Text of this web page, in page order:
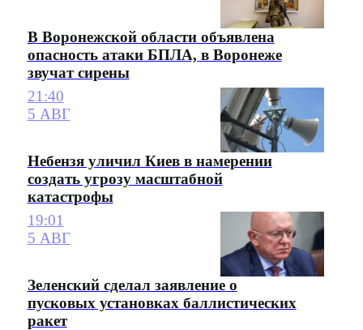
В Воронежской области объявлена
опасность атаки БПЛА, в Воронеже
звучат сирены
21:40
5 АВГ
Небензя уличил Киев в намерении
создать угрозу масштабной
катастрофы
19:01
5 АВГ
Зеленский сделал заявление о
пусковых установках баллистических
ракет